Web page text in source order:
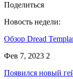
Поделиться
Новость недели:
Обзор Dread
Фев 7, 2023 2
Появился новый